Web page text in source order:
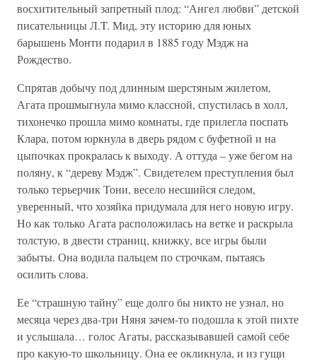
восхитительный запретный плод: “Ангел любви” детской
писательницы Л.T. Мид, эту историю для юных
барышень Монти подарил в 1885 году Мэдж на
Рождество.
Спрятав добычу под длинным шерстяным жилетом,
Агата прошмыгнула мимо классной, спустилась в холл,
тихонечко прошла мимо комнаты, где прилегла поспать
Клара, потом юркнула в дверь рядом с буфетной и на
цыпочках прокралась к выходу. А оттуда – уже бегом на
поляну, к “дереву Мэдж”. Свидетелем преступления был
только терьерчик Тони, весело несшийся следом,
уверенный, что хозяйка придумала для него новую игру.
Но как только Агата расположилась на ветке и раскрыла
толстую, в двести страниц, книжку, все игры были
забыты. Она водила пальцем по строчкам, пытаясь
осилить слова.
Ее “страшную тайну” еще долго бы никто не узнал, но
месяца через два-три Няня зачем-то подошла к этой пихте
и услышала… голос Агаты, рассказывавшей самой себе
про какую-то школьницу. Она ее окликнула, и из гущи